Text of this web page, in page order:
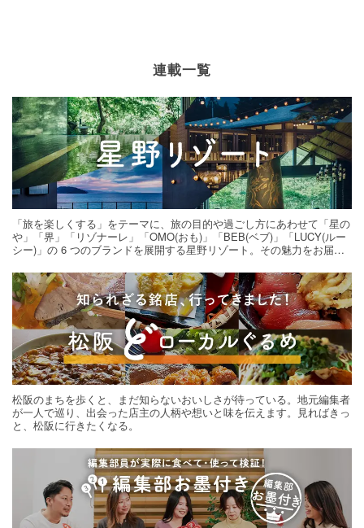
連載一覧
「旅を楽しくする」をテーマに、旅の目的や過ごし方にあわせて「星の
や」「界」「リゾナーレ」「OMO(おも)」「BEB(ベブ)」「LUCY(ルー
シー)」の 6 つのブランドを展開する星野リゾート。その魅力をお届け
松阪のまちを歩くと、まだ知らないおいしさが待っている。地元編集者
が一人で巡り、出会った店主の人柄や想いと味を伝えます。見ればきっ
と、松阪に行きたくなる。